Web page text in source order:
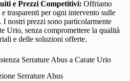
e Prezzi Competitivi: Offriamo
trasparenti per ogni intervento sulle
I nostri prezzi sono particolarmente
Urio, senza compromettere la qualità
e delle soluzioni offerte.
Serrature Abus a Carate Urio
Serrature Abus